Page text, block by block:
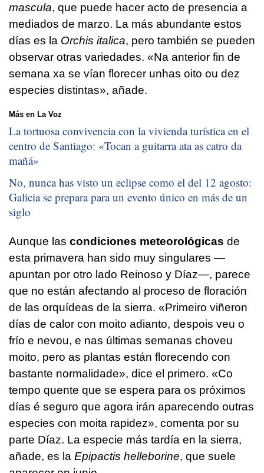
mascula, que puede hacer acto de presencia a
mediados de marzo. La más abundante estos
días es la Orchis italica, pero también se pueden
observar otras variedades. «Na anterior fin de
semana xa se vían florecer unhas oito ou dez
especies distintas», añade.
Más en La Voz
La tortuosa convivencia con la vivienda turística en el
centro de Santiago: «Tocan a guitarra ata as catro da
mañá»
No, nunca has visto un eclipse como el del 12 agosto:
Galicia se prepara para un evento único en más de un
siglo
Aunque las condiciones meteorológicas de
esta primavera han sido muy singulares —
apuntan por otro lado Reinoso y Díaz—, parece
que no están afectando al proceso de floración
de las orquídeas de la sierra. «Primeiro viñeron
días de calor con moito adianto, despois veu o
frío e nevou, e nas últimas semanas choveu
moito, pero as plantas están florecendo con
bastante normalidade», dice el primero. «Co
tempo quente que se espera para os próximos
días é seguro que agora irán aparecendo outras
especies con moita rapidez», comenta por su
parte Díaz. La especie más tardía en la sierra,
añade, es la Epipactis helleborine, que suele